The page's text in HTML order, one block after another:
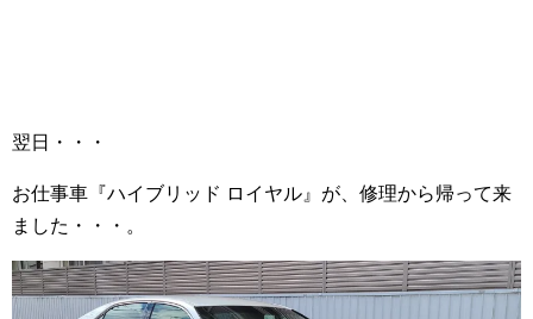
翌日・・・
お仕事車『ハイブリッド ロイヤル』が、修理から帰って来
ました・・・。